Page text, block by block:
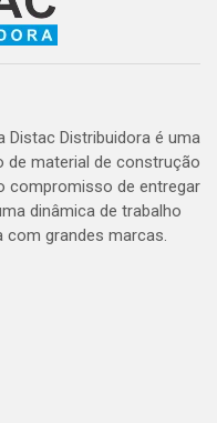
Distac Distribuidora é uma
de material de construção
compromisso de entregar
dinâmica de trabalho
com grandes marcas.